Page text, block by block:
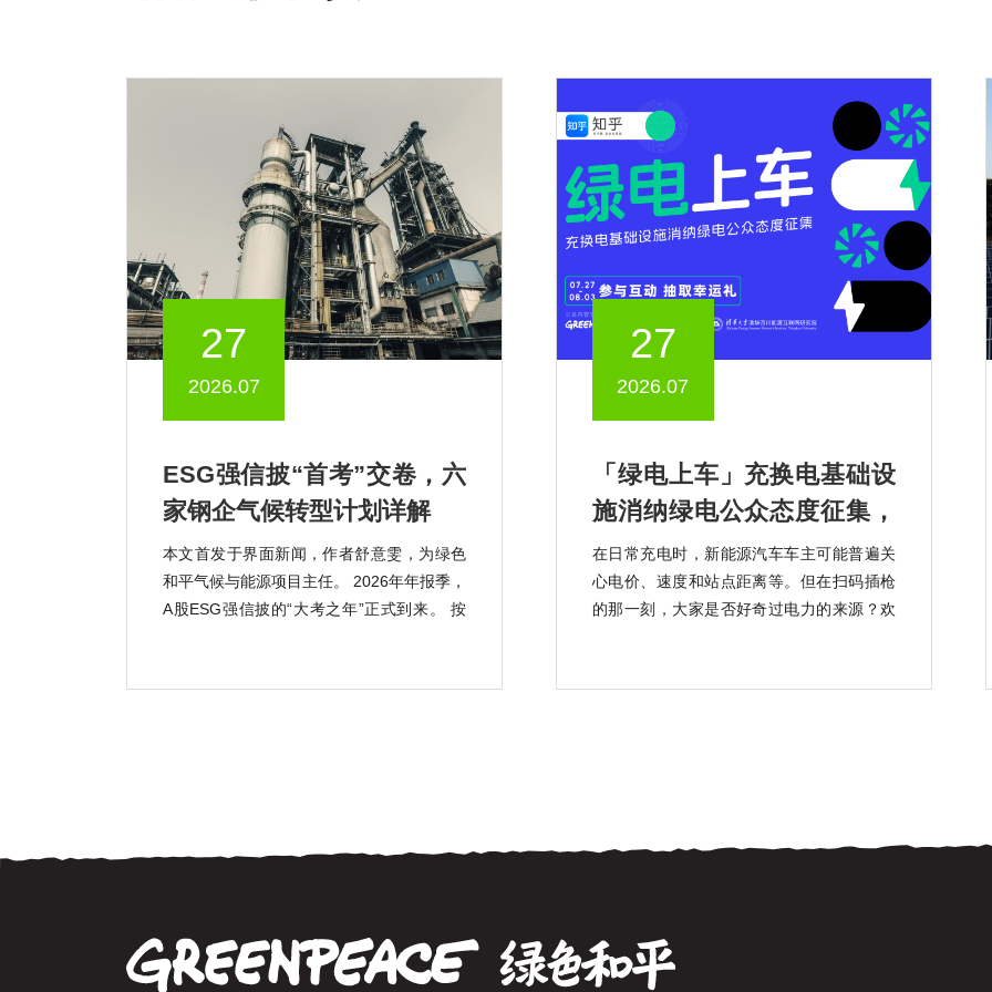
27
2026.07
ESG强信披“首考”交卷，六
家钢企气候转型计划详解
本文首发于界面新闻，作者舒意雯，为绿色
和平气候与能源项目主任。 2026年年报季，
A股ESG强信披的“大考之年”正式到来。 按
份(600010.SH)、鞍钢股份(000898.SZ)、马
27
2026.07
「绿电上车」充换电基础设
施消纳绿电公众态度征集，
知乎上线中
在日常充电时，新能源汽车车主可能普遍关
心电价、速度和站点距离等。但在扫码插枪
的那一刻，大家是否好奇过电力的来源？欢